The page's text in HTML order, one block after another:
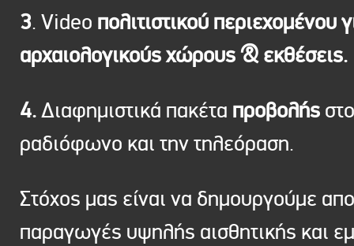
3. Video πολιτιστικού περιεχομένου
αρχαιολογικούς χώρους & εκθέσεις.
4.Διαφημιστικά πακέτα προβολής στο
ραδιόφωνο και την τηλεόραση.
Στόχος μας είναι να δημουργούμε
παραγωγές υψηλής αισθητικής και